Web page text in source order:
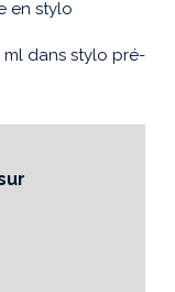
en stylo
ml dans stylo pré-